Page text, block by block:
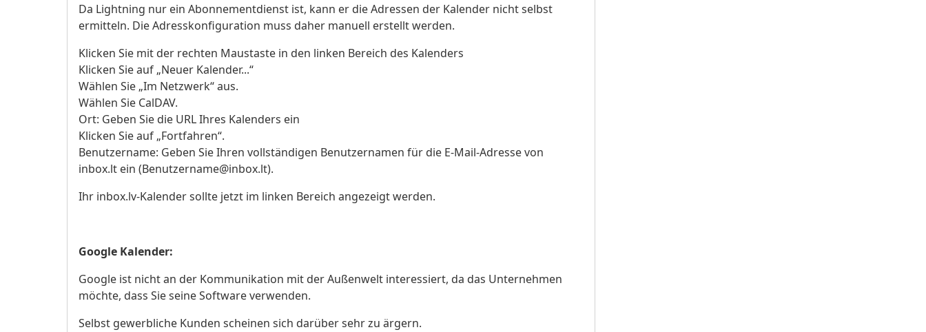
Da Lightning nur ein Abonnementdienst ist, kann er die Adressen der Kalender nicht selbst
ermitteln. Die Adresskonfiguration muss daher manuell erstellt werden.
Klicken Sie mit der rechten Maustaste in den linken Bereich des Kalenders
Klicken Sie auf „Neuer Kalender...“
Wählen Sie „Im Netzwerk“ aus.
Wählen Sie CalDAV.
Ort: Geben Sie die URL Ihres Kalenders ein
Klicken Sie auf „Fortfahren“.
Benutzername: Geben Sie Ihren vollständigen Benutzernamen für die E-Mail-Adresse von
inbox.lt ein (Benutzername@inbox.lt).
Ihr inbox.lv-Kalender sollte jetzt im linken Bereich angezeigt werden.
Google Kalender:
Google ist nicht an der Kommunikation mit der Außenwelt interessiert, da das Unternehmen
möchte, dass Sie seine Software verwenden.
Selbst gewerbliche Kunden scheinen sich darüber sehr zu ärgern.